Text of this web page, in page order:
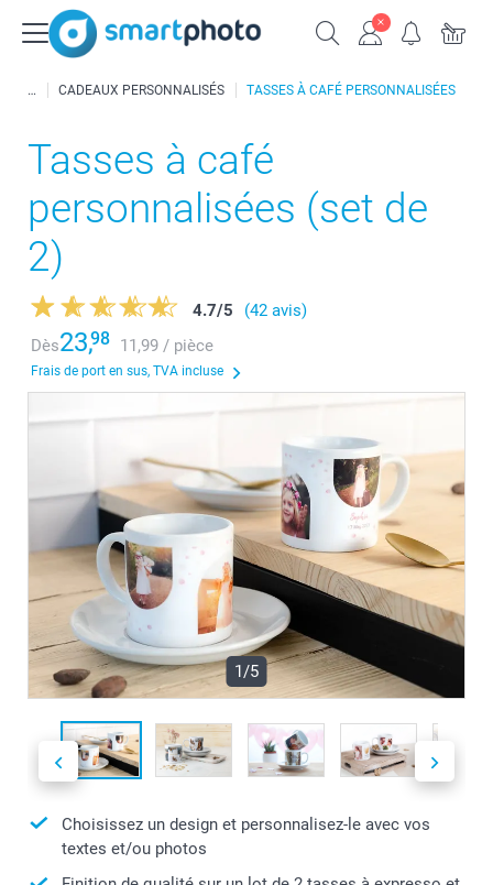
CADEAUX PERSONNALISÉS TASSES À CAFÉ PERSONNALISÉES
Tasses à café
personnalisées (set de
2)
4.7/5
(42 avis)
Dès23,98 11,99 / pièce
Frais de port en sus, TVA incluse
1/5
Choisissez un design et personnalisez-le avec vos
textes et/ou photos